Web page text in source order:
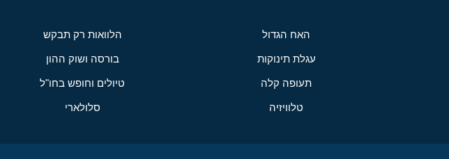
האח הגדול הלוואות רק תבקש
עגלת תינוקות בורסה ושוק ההון
תעופה קלה טיולים וחופש בחו"ל
טלוויזיה סלולארי